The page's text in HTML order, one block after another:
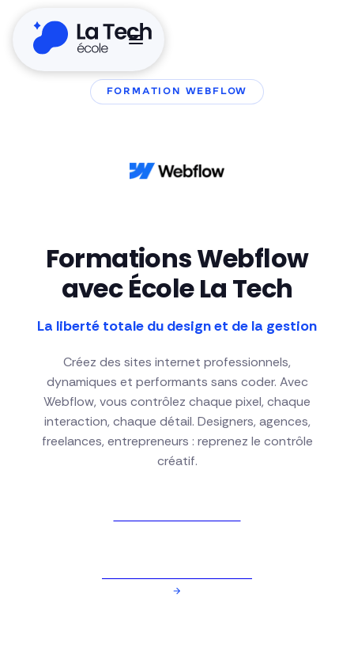
FORMATION WEBFLOW
Formations Webflow
avec École La Tech
La liberté totale du design et de la gestion
Créez des sites internet professionnels,
dynamiques et performants sans coder. Avec
Webflow, vous contrôlez chaque pixel, chaque
interaction, chaque détail. Designers, agences,
freelances, entrepreneurs : reprenez le contrôle
créatif.